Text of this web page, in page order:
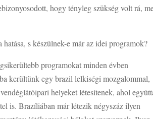
hogy tényleg szükség volt rá,
s készülnek-e már az idei programok?
programokat minden évben
kerültünk egy brazil lelkiségi mozgalommal,
helyeket létesítenek, ahol
is. Brazíliában már létezik négyszáz ilyen